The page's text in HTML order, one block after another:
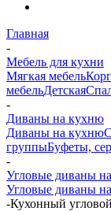
Главная
-
Мебель для кухни
Мягкая мебель
мебельДетская
-
Диваны на кухню
Диваны на кухню
группыБуфеты,
-
Угловые диваны
Угловые диваны
-Кухонный